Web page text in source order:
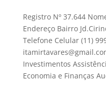
Registro Nº 37.644
Endereço Bairro
Telefone Celular (11)
Investimentos
Economia e Finanças